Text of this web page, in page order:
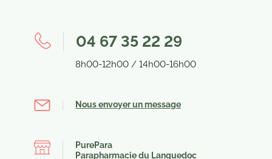
04 67 35 22 29
8h00-12h00 / 14h00-16h00
Nous envoyer un message
PurePara
Parapharmacie du Languedoc